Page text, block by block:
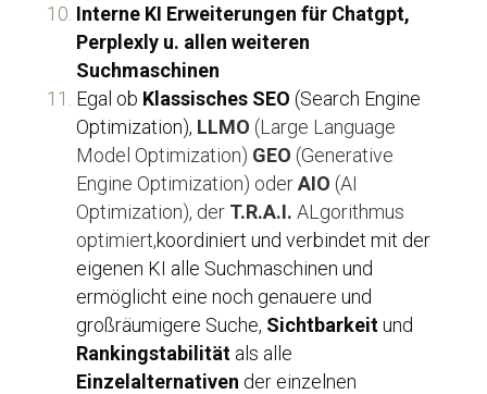
Interne KI Erweiterungen für Chatgpt,
Perplexly u. allen weiteren
Suchmaschinen
Egal ob Klassisches SEO (Search Engine
Optimization), LLMO (Large Language
Model Optimization) GEO (Generative
Engine Optimization) oder AIO (AI
Optimization), der T.R.A.I. ALgorithmus
optimiert,koordiniert und verbindet mit der
eigenen KI alle Suchmaschinen und
ermöglicht eine noch genauere und
großräumigere Suche, Sichtbarkeit
Rankingstabilität
Einzelalternativen der einzelnen